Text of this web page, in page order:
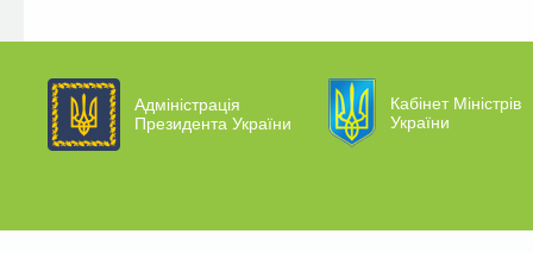
Адміністрація
Президента України
Кабінет Міністрів
України